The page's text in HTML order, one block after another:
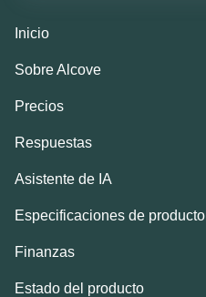
Inicio
Sobre Alcove
Precios
Respuestas
Asistente de IA
Especificaciones de producto
Finanzas
Estado del producto